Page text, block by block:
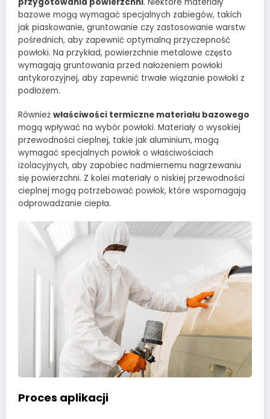
bazowe mogą wymagać specjalnych zabiegów, takich
jak piaskowanie, gruntowanie czy zastosowanie warstw
pośrednich, aby zapewnić optymalną przyczepność
powłoki. Na przykład, powierzchnie metalowe często
wymagają gruntowania przed nałożeniem powłoki
antykorozyjnej, aby zapewnić trwałe wiązanie powłoki z
podłożem.
Również właściwości termiczne materiału bazowego
mogą wpływać na wybór powłoki. Materiały o wysokiej
przewodności cieplnej, takie jak aluminium, mogą
wymagać specjalnych powłok o właściwościach
izolacyjnych, aby zapobiec nadmiernemu nagrzewaniu
się powierzchni. Z kolei materiały o niskiej przewodności
cieplnej mogą potrzebować powłok, które wspomagają
odprowadzanie ciepła.
Proces aplikacji